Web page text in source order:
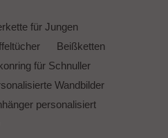
für Jungen
Beißketten
für Schnuller
Wandbilder
personalisiert